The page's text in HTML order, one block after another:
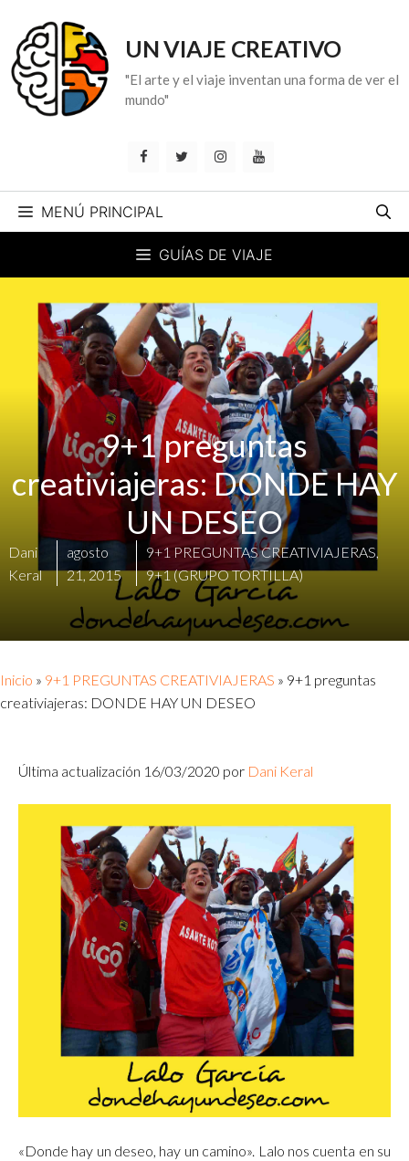
contenido
UN VIAJE CREATIVO
"El arte y el viaje inventan una forma de ver el
mundo"
MENÚ PRINCIPAL
GUÍAS DE VIAJE
9+1 preguntas
creativiajeras: DONDE HAY
UN DESEO
Dani
Keral
agosto
21, 2015
9+1 PREGUNTAS CREATIVIAJERAS
9+1 (GRUPO TORTILLA)
Inicio » 9+1 PREGUNTAS CREATIVIAJERAS » 9+1 preguntas
creativiajeras: DONDE HAY UN DESEO
Última actualización 16/03/2020 por Dani Keral
«Donde hay un deseo, hay un camino». Lalo nos cuenta en su